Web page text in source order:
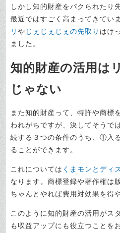
しかし知的財産をパクられたり
最近ではすごく高まってきていま
リ や じぇじぇじぇの先取り はけ
ました。
知的財産の活用は
じゃない
また知的財産って、特許や商標
われがちですが、決してそうで
続する３つの条件のうち、①入
ることができます。
これについては くまモンとディ
なります。商標登録や著作権は
ちゃんとやれば費用対効果を得
このように知的財産の活用がス
も収益アップにも役立つことを